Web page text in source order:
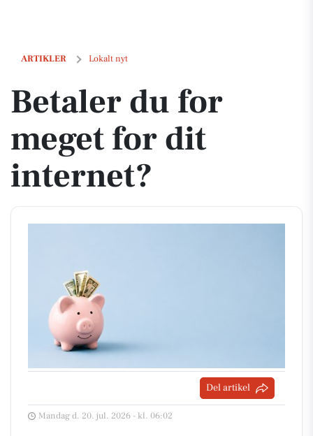
ARTIKLER Lokalt nyt
Betaler du for meget for dit internet?
Betaler du for
meget for dit
internet?
Del artikel
Mandag d. 20. jul. 2026 - kl. 06:02